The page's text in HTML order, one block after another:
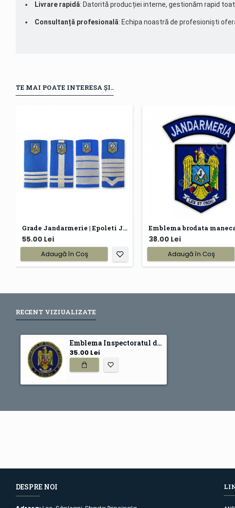
Livrare rapidă: Datorită producției interne, gestionăm rapid
Consultanță profesională: Echipa noastră de profesioniști
TE MAI POATE INTERESA ȘI..
Grade Jandarmerie | Epoleti Jandarmi
55.00 Lei
Adaugă în Coş
38.00 Lei
Adaugă în Coş
RECENT VIZIUALIZATE
Emblema Inspectoratul de jandarmi judetean Valcea, emblema IJJ Valcea
35.00 Lei
DESPRE NOI